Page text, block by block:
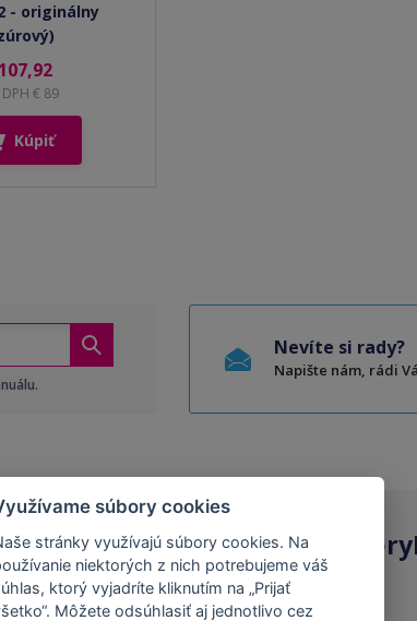
- originálny
€ 89
Kúpiť
Nevíte si rady?
Napište nám, rádi
kompatibilné kazetyna
súbory cookies
stránky využívajú súbory cookies. Na
niektorých z nich potrebujeme váš
ktorý vyjadríte kliknutím na „Prijať
Môžete odsúhlasiť aj jednotlivo cez